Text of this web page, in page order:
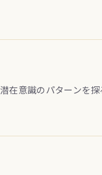
在意識のパターンを